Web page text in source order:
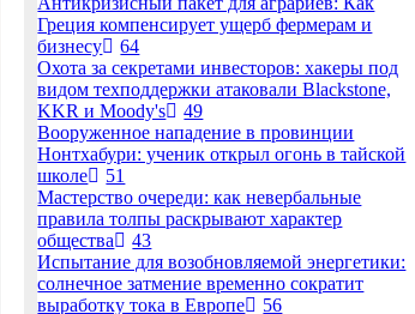
Греция компенсирует ущерб фермерам и
бизнесу
64
Охота за секретами инвесторов: хакеры под
видом техподдержки атаковали Blackstone,
KKR и Moody's
49
Вооруженное нападение в провинции
Нонтхабури: ученик открыл огонь в тайской
школе
51
Мастерство очереди: как невербальные
правила толпы раскрывают характер
общества
43
Испытание для возобновляемой энергетики:
солнечное затмение временно сократит
выработку тока в Европе
56